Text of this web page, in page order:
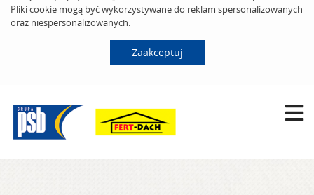
Pliki cookie mogą być wykorzystywane do reklam spersonalizowanych
oraz niespersonalizowanych.
Zaakceptuj